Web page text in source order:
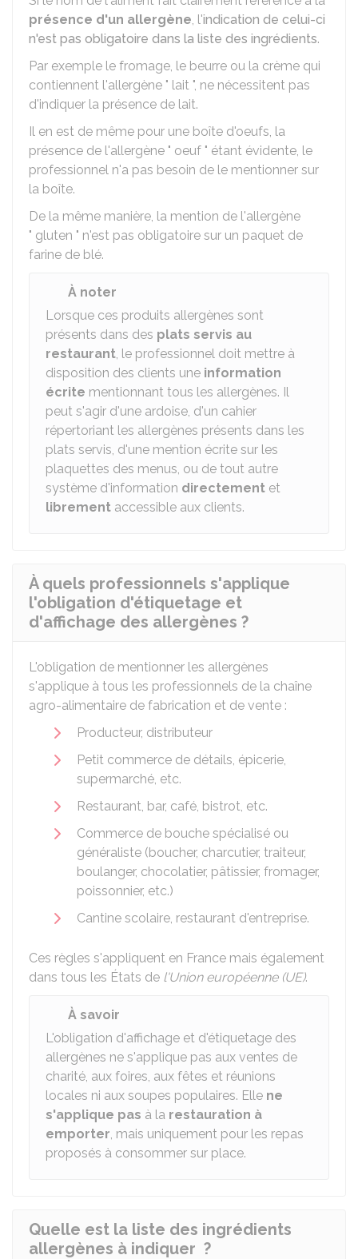
présence d'un allergène, l'indication de celui-ci
n'est pas obligatoire dans la liste des ingrédients.
Par exemple le fromage, le beurre ou la crème qui
contiennent l'allergène " lait ", ne nécessitent pas
d'indiquer la présence de lait.
Il en est de même pour une boîte d'oeufs, la
présence de l'allergène " oeuf " étant évidente, le
professionnel n'a pas besoin de le mentionner sur
la boîte.
De la même manière, la mention de l'allergène
" gluten " n'est pas obligatoire sur un paquet de
farine de blé.
À noter
Lorsque ces produits allergènes sont
présents dans des plats servis au
restaurant, le professionnel doit mettre à
disposition des clients une information
écrite mentionnant tous les allergènes. Il
peut s'agir d'une ardoise, d'un cahier
répertoriant les allergènes présents dans les
plats servis, d'une mention écrite sur les
plaquettes des menus, ou de tout autre
système d'information directement et
librement accessible aux clients.
À quels professionnels s'applique
l'obligation d'étiquetage et
d'affichage des allergènes ?
L'obligation de mentionner les allergènes
s'applique à tous les professionnels de la chaîne
agro-alimentaire de fabrication et de vente :
Producteur, distributeur
Petit commerce de détails, épicerie,
supermarché, etc.
Restaurant, bar, café, bistrot, etc.
Commerce de bouche spécialisé ou
généraliste (boucher, charcutier, traiteur,
boulanger, chocolatier, pâtissier, fromager,
poissonnier, etc.)
Cantine scolaire, restaurant d'entreprise.
Ces règles s'appliquent en France mais également
dans tous les États de l'Union européenne (UE).
À savoir
L'obligation d'affichage et d'étiquetage des
allergènes ne s'applique pas aux ventes de
charité, aux foires, aux fêtes et réunions
locales ni aux soupes populaires. Elle ne
s'applique pas à la restauration à
emporter, mais uniquement pour les repas
proposés à consommer sur place.
Quelle est la liste des ingrédients
allergènes à indiquer ?